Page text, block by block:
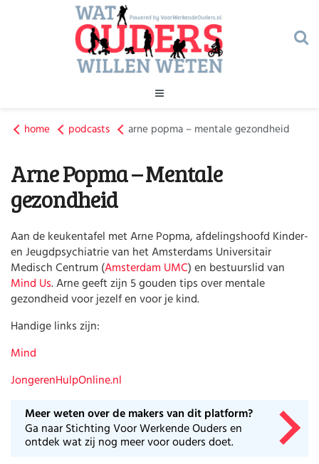
Gezondheid
Kinderopvang
Onderwijs
Veiligheid
Verlof
Werk
Geld
Gezondheid
Veiligheid
Verlof
Werk
Onderwijs
home podcasts arne popma – mentale gezondheid
Arne Popma – Mentale
gezondheid
Aan de keukentafel met Arne Popma, afdelingshoofd Kinder-
en Jeugdpsychiatrie van het Amsterdams Universitair
Medisch Centrum (Amsterdam UMC) en bestuurslid van
Mind Us. Arne geeft zijn 5 gouden tips over mentale
gezondheid voor jezelf en voor je kind.
Handige links zijn:
Mind
JongerenHulpOnline.nl
Meer weten over de makers van dit platform?
Ga naar Stichting Voor Werkende Ouders en
ontdek wat zij nog meer voor ouders doet.